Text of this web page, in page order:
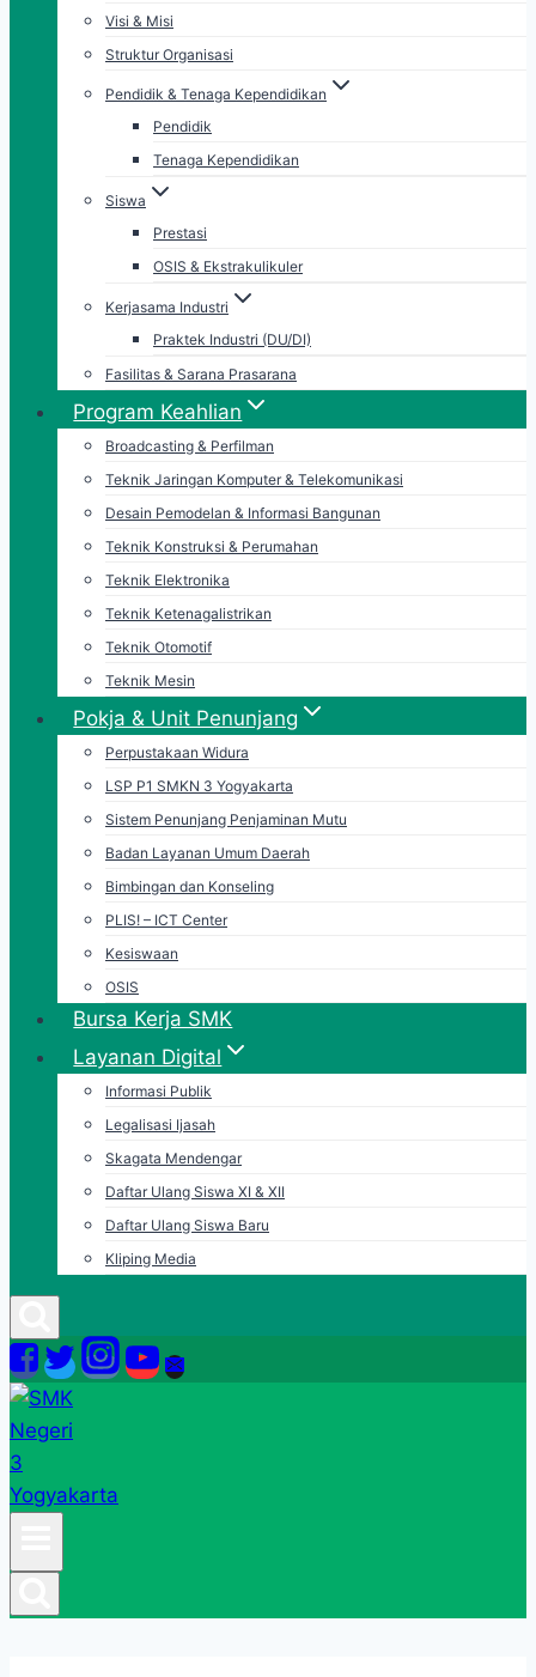
Visi & Misi
Struktur Organisasi
Pendidik & Tenaga Kependidikan
Pendidik
Tenaga Kependidikan
Siswa
Prestasi
OSIS & Ekstrakulikuler
Kerjasama Industri
Praktek Industri (DU/DI)
Fasilitas & Sarana Prasarana
Program Keahlian
Broadcasting & Perfilman
Teknik Jaringan Komputer & Telekomunikasi
Desain Pemodelan & Informasi Bangunan
Teknik Konstruksi & Perumahan
Teknik Elektronika
Teknik Ketenagalistrikan
Teknik Otomotif
Teknik Mesin
Pokja & Unit Penunjang
Perpustakaan Widura
LSP P1 SMKN 3 Yogyakarta
Sistem Penunjang Penjaminan Mutu
Badan Layanan Umum Daerah
Bimbingan dan Konseling
PLIS! – ICT Center
Kesiswaan
OSIS
Bursa Kerja SMK
Layanan Digital
Informasi Publik
Legalisasi Ijasah
Skagata Mendengar
Daftar Ulang Siswa XI & XII
Daftar Ulang Siswa Baru
Kliping Media